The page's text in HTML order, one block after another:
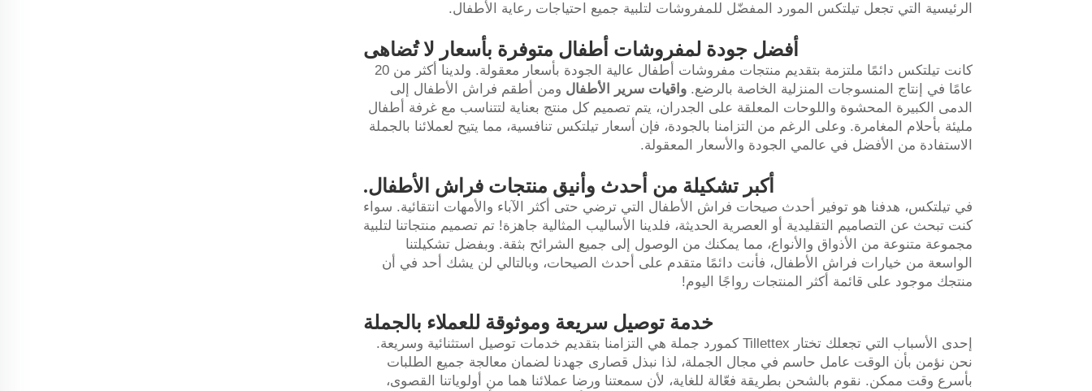
الرئيسية التي تجعل تيلتكس المورد المفضّل للمفروشات لتلبية جميع احتياجات رعاية الأطفال.
أفضل جودة لمفروشات أطفال متوفرة بأسعار لا تُضاهى
كانت تيلتكس دائمًا ملتزمة بتقديم منتجات مفروشات أطفال عالية الجودة بأسعار معقولة. ولدينا أكثر من 20
عامًا في إنتاج المنسوجات المنزلية الخاصة بالرضع. واقيات سرير الأطفال ومن أطقم فراش الأطفال إلى
الدمى الكبيرة المحشوة واللوحات المعلقة على الجدران، يتم تصميم كل منتج بعناية لتتناسب مع غرفة أطفال
مليئة بأحلام المغامرة. وعلى الرغم من التزامنا بالجودة، فإن أسعار تيلتكس تنافسية، مما يتيح لعملائنا بالجملة
الاستفادة من الأفضل في عالمي الجودة والأسعار المعقولة.
أكبر تشكيلة من أحدث وأنيق منتجات فراش الأطفال.
في تيلتكس، هدفنا هو توفير أحدث صيحات فراش الأطفال التي ترضي حتى أكثر الآباء والأمهات انتقائية. سواء
كنت تبحث عن التصاميم التقليدية أو العصرية الحديثة، فلدينا الأساليب المثالية جاهزة! تم تصميم منتجاتنا لتلبية
مجموعة متنوعة من الأذواق والأنواع، مما يمكنك من الوصول إلى جميع الشرائح بثقة. وبفضل تشكيلتنا
الواسعة من خيارات فراش الأطفال، فأنت دائمًا متقدم على أحدث الصيحات، وبالتالي لن يشك أحد في أن
منتجك موجود على قائمة أكثر المنتجات رواجًا اليوم!
خدمة توصيل سريعة وموثوقة للعملاء بالجملة
إحدى الأسباب التي تجعلك تختار Tillettex كمورد جملة هي التزامنا بتقديم خدمات توصيل استثنائية وسريعة.
نحن نؤمن بأن الوقت عامل حاسم في مجال الجملة، لذا نبذل قصارى جهدنا لضمان معالجة جميع الطلبات
بأسرع وقت ممكن. نقوم بالشحن بطريقة فعّالة للغاية، لأن سمعتنا ورضا عملائنا هما من أولوياتنا القصوى،